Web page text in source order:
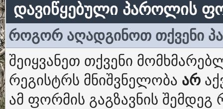
დავიწყებული პაროლის
როგორ აღადგინოთ თქვენი
შეიყვანეთ თქვენი
რეგისტრს მნიშვნელობა არ
ამ ფორმის გაგზავნის